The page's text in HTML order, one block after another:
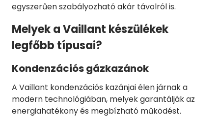
egyszerűen szabályozható akár távolról is.
Melyek a Vaillant készülékek
legfőbb típusai?
Kondenzációs gázkazánok
A Vaillant kondenzációs kazánjai élen járnak a
modern technológiában, melyek garantálják az
energiahatékony és megbízható működést.